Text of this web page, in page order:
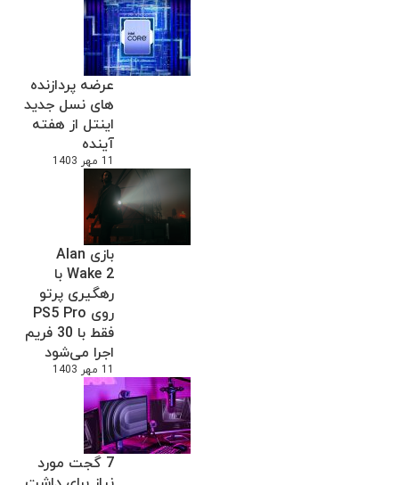
عرضه پردازنده
های نسل جدید
اینتل از هفته
آینده
11 مهر 1403
بازی Alan
Wake 2 با
رهگیری پرتو
روی PS5 Pro
فقط با 30 فریم
اجرا می‌شود
11 مهر 1403
7 گجت مورد